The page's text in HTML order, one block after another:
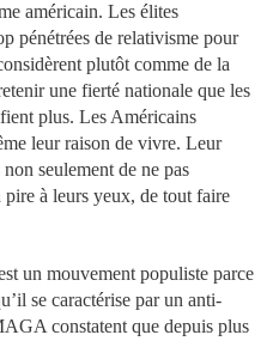
américain. Les élites
pénétrées de relativisme pour
plutôt comme de la
une fierté nationale que les
plus. Les Américains
leur raison de vivre. Leur
seulement de ne pas
pire à leurs yeux, de tout faire
un mouvement populiste parce
se caractérise par un anti-
constatent que depuis plus